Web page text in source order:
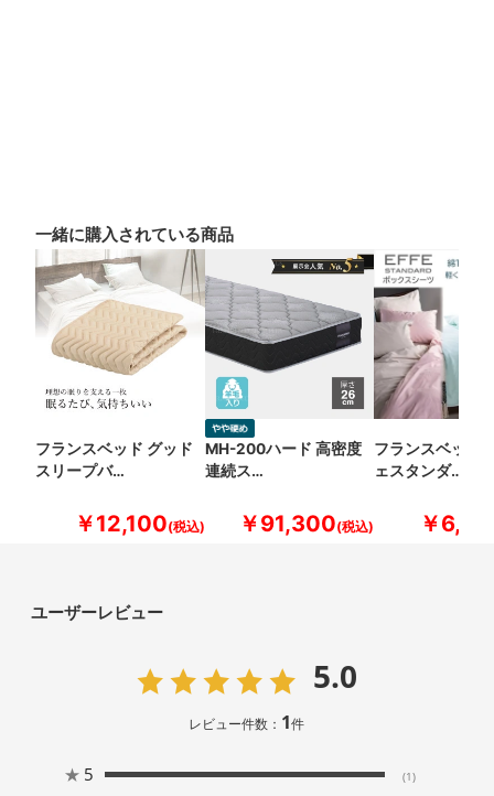
一緒に購入されている商品
フランスベッド グッド
スリープバ…
￥12,100
MH-200ハード 高密度
連続ス…
￥91,300
フランスベッド
ェスタンダ…
￥
ユーザーレビュー
5.0
レビュー件数： 1件
★ 5 (1)